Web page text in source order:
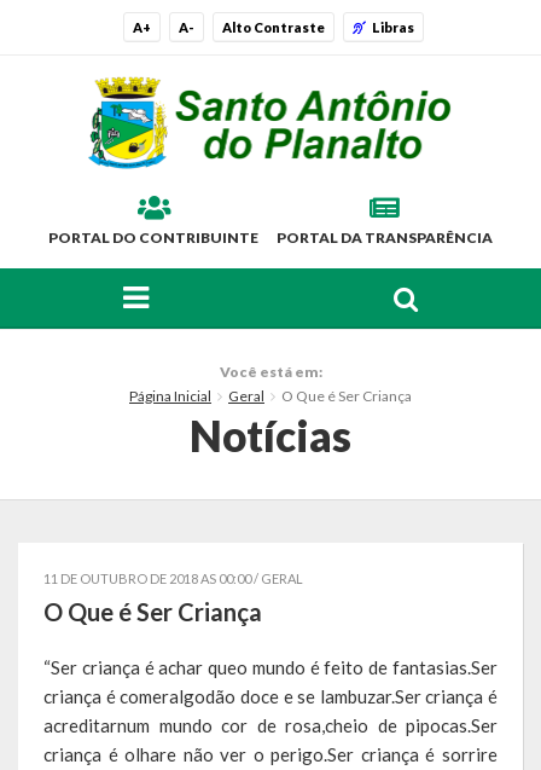
A+ A- Alto Contraste Libras
PORTAL DO CONTRIBUINTE PORTAL DA TRANSPARÊNCIA
Governo
Administração
Administrações Anteriores
Secretarias
Você está em:
Página Inicial
Geral O Que é Ser Criança
Notícias
11 DE OUTUBRO DE 2018 AS 00:00 / GERAL
O Que é Ser Criança
“Ser criança é achar queo mundo é feito de fantasias.Ser
criança é comeralgodão doce e se lambuzar.Ser criança é
acreditarnum mundo cor de rosa,cheio de pipocas.Ser
criança é olhare não ver o perigo.Ser criança é sorrire